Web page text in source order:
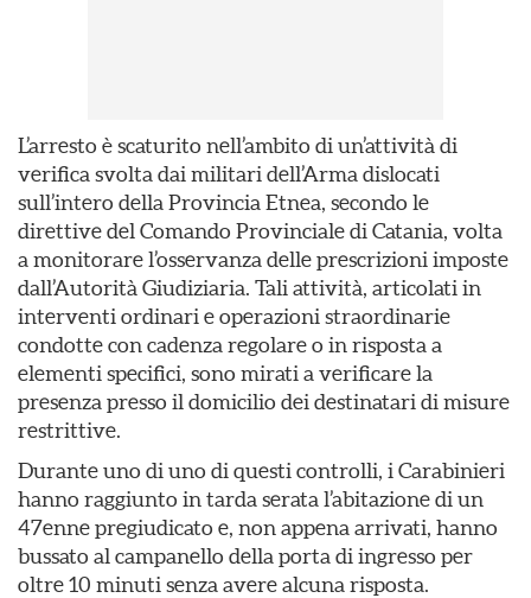
L’arresto è scaturito nell’ambito di un’attività di
verifica svolta dai militari dell’Arma dislocati
sull’intero della Provincia Etnea, secondo le
direttive del Comando Provinciale di Catania, volta
a monitorare l’osservanza delle prescrizioni imposte
dall’Autorità Giudiziaria. Tali attività, articolati in
interventi ordinari e operazioni straordinarie
condotte con cadenza regolare o in risposta a
elementi specifici, sono mirati a verificare la
presenza presso il domicilio dei destinatari di misure
restrittive.
Durante uno di uno di questi controlli, i Carabinieri
hanno raggiunto in tarda serata l’abitazione di un
47enne pregiudicato e, non appena arrivati, hanno
bussato al campanello della porta di ingresso per
oltre 10 minuti senza avere alcuna risposta.